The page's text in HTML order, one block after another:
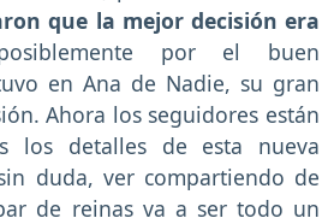
que la mejor decisión era
por el buen
en Ana de Nadie, su gran
Ahora los seguidores están
los detalles de esta nueva
duda, ver compartiendo de
de reinas va a ser todo un